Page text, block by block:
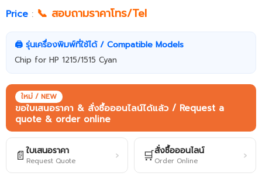
Price : 📞 สอบถามราคาโทร/Tel
🖨️ รุ่นเครื่องพิมพ์ที่ใช้ได้ / Compatible Models
Chip for HP 1215/1515 Cyan
ใหม่ / NEW
ขอใบเสนอราคา & สั่งซื้อออนไลน์ได้แล้ว / Request a
quote & order online
📄 ใบเสนอราคา
Request Quote › 🛒สั่งซื้อออนไลน์
Order Online ›